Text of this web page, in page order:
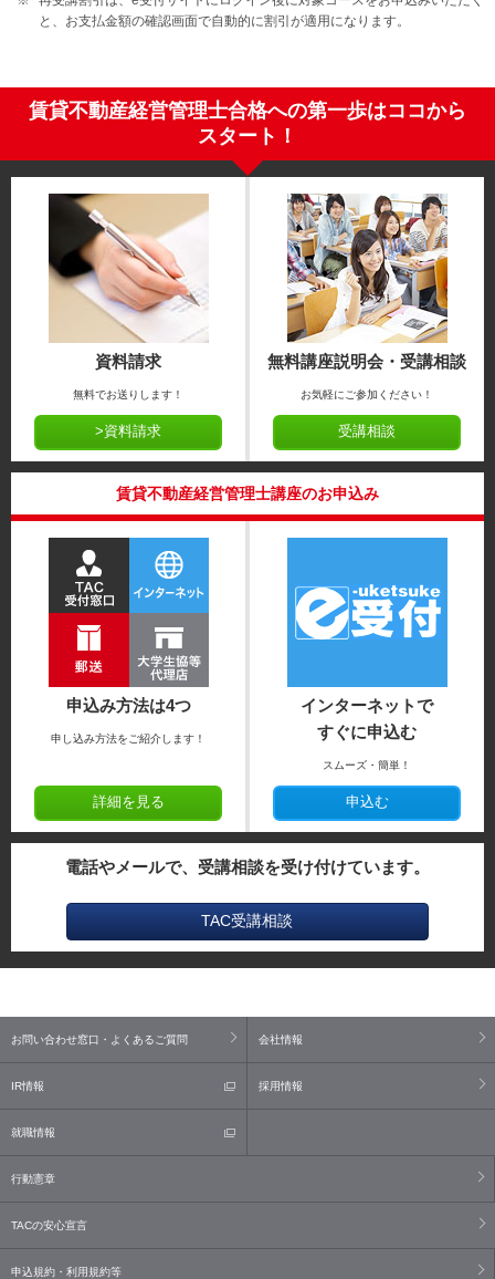
と、お支払金額の確認画面で自動的に割引が適用になります。
賃貸不動産経営管理士合格への第一歩はココから
スタート！
資料請求
無料でお送りします！
>資料請求
無料講座説明会・受講相談
お気軽にご参加ください！
受講相談
賃貸不動産経営管理士講座のお申込み
申込み方法は4つ
申し込み方法をご紹介します！
詳細を見る
インターネットで
すぐに申込む
スムーズ・簡単！
申込む
電話やメールで、受講相談を受け付けています。
TAC受講相談
お問い合わせ窓口・よくあるご質問 会社情報
IR情報 採用情報
就職情報
行動憲章
TACの安心宣言
申込規約・利用規約等